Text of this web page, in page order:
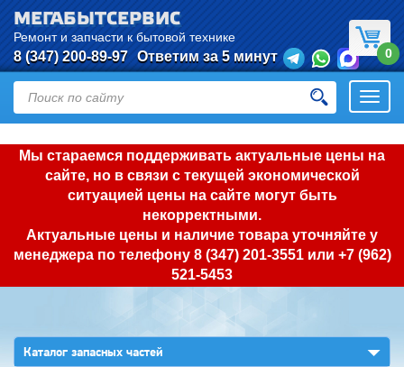
Мы стараемся поддерживать актуальные цены на
сайте, но в связи с текущей экономической
ситуацией цены на сайте могут быть
некорректными.
Актуальные цены и наличие товара уточняйте у
менеджера по телефону 8 (347) 201-3551или +7 (962)
521-5453
МЕГАБЫТСЕРВИС
Ремонт и запчасти к бытовой технике
8 (347) 200-89-97 Ответим за 5 минут 0
Каталог запасных частей ▼